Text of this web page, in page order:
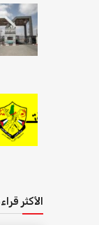
الأكثر